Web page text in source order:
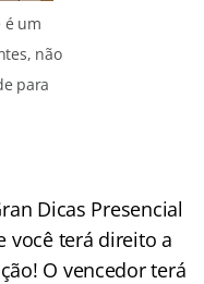
é um
não
para
Dicas Presencial
você terá direito a
O vencedor terá